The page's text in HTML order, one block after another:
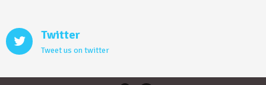
Twitter
Tweet us on twitter